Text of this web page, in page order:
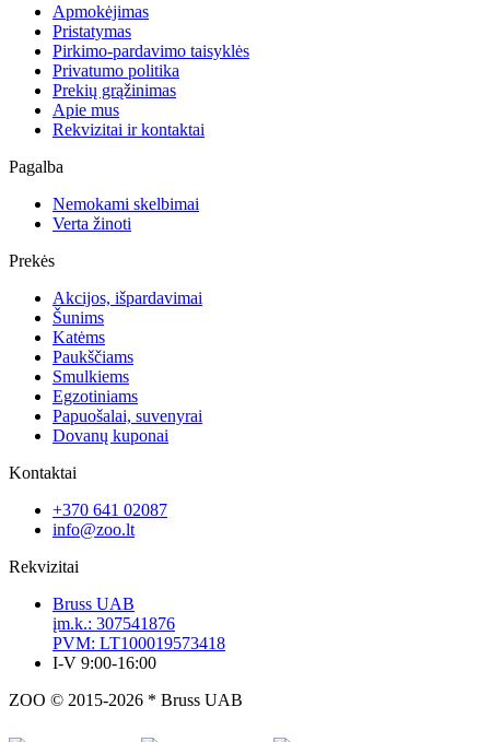
Apmokėjimas
Pristatymas
Pirkimo-pardavimo taisyklės
Privatumo politika
Prekių grąžinimas
Apie mus
Rekvizitai ir kontaktai
Pagalba
Nemokami skelbimai
Verta žinoti
Prekės
Akcijos, išpardavimai
Šunims
Katėms
Paukščiams
Smulkiems
Egzotiniams
Papuošalai, suvenyrai
Dovanų kuponai
Kontaktai
+370 641 02087
info@zoo.lt
Rekvizitai
Bruss UAB
įm.k.: 307541876
PVM: LT100019573418
I-V 9:00-16:00
ZOO © 2015-2026 * Bruss UAB